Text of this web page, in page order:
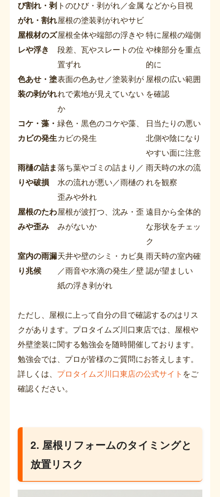
び割れ・剥
がれ・割れ
トのひび・剥がれ／金属
屋根の塗装剥がれやサビ
などから目視
屋根材のズ
レや浮き
屋根全体や端部の浮きや
段差、瓦やスレートの位
置ずれ
特に屋根の端側
や棟部分を重点
的に
色あせ・塗
装の剥がれ
表面の色あせ／塗装剥が
れで素地が見えていない
か
屋根の広い範囲
を確認
コケ・藻・
カビの発生
緑色・黒色のコケや藻、
カビの発生
日当たりの悪い
北側や陰になり
やすい面に注意
雨樋の詰ま
りや破損
落ち葉やゴミの詰まり／
水の流れが悪い／雨樋の
歪みや外れ
雨天時の水の流
れを観察
屋根のたわ
みや歪み
屋根が波打つ、沈み・歪
みがないか
遠目から全体的
な形状をチェッ
ク
室内の雨漏
り兆候
天井や壁のシミ・カビ臭
／雨音や水滴の発生／壁
紙の浮き剥がれ
雨天時の室内確
認が望ましい
ただし、屋根に上って自分の目で確認するのはリス
クがあります。プロタイムズ川口東店では、屋根や
外壁塗装に関する勉強会を随時開催しております。
勉強会では、プロが皆様のご質問にお答えします。
詳しくは、 プロタイムズ川口東店の公式サイト をご
確認ください。
2. 屋根リフォームのタイミングと
放置リスク